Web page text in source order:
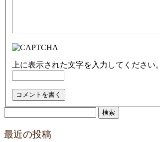
上に表示された文字を入力してください。
最近の投稿